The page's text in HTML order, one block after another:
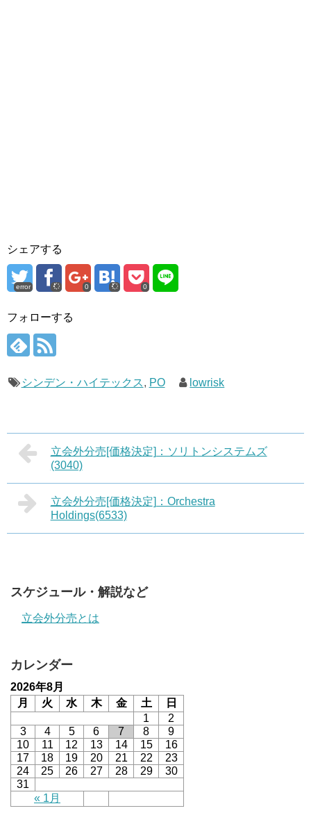
シェアする
error 0 0
フォローする
シンデン・ハイテックス, PO lowrisk
立会外分売[価格決定]：ソリトンシステムズ
(3040)
立会外分売[価格決定]：Orchestra
Holdings(6533)
スケジュール・解説など
立会外分売とは
カレンダー
2026年8月
月
火 水 木 金 土 日
« 1月
1
2
3
4 5 6 7 8
9
10
11 12 13 14 15
16
17
18 19 20 21 22
23
24
25 26 27 28 29
30
31